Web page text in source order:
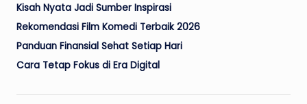
Kisah Nyata Jadi Sumber Inspirasi
Rekomendasi Film Komedi Terbaik 2026
Panduan Finansial Sehat Setiap Hari
Cara Tetap Fokus di Era Digital